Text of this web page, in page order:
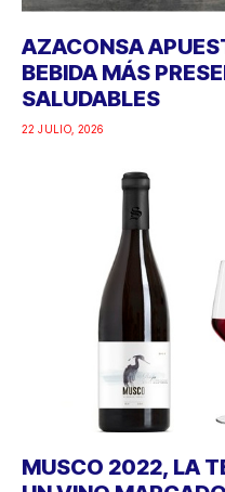
AZACONSA
BEBIDA MÁS
SALUDABLES
22 JULIO, 2026
MUSCO 2022, LA